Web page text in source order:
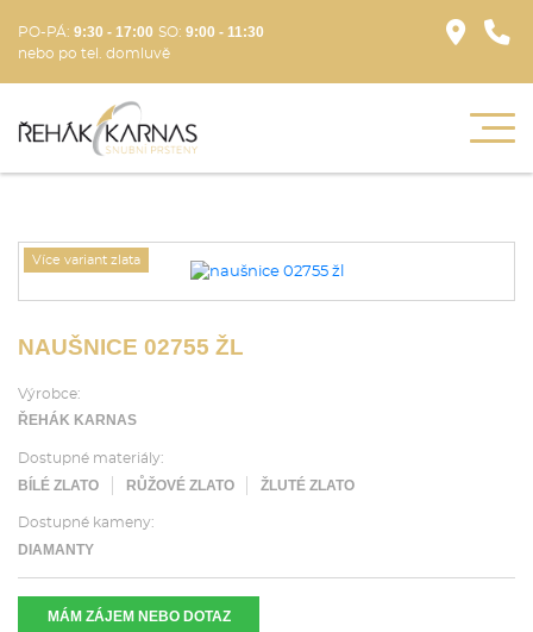
PO-PÁ: 9:30 - 17:00 SO: 9:00 - 11:30
nebo po tel. domluvě
Více variant zlata
NAUŠNICE 02755 ŽL
Výrobce:
ŘEHÁK KARNAS
Dostupné materiály:
BÍLÉ ZLATO RŮŽOVÉ ZLATO ŽLUTÉ ZLATO
Dostupné kameny:
DIAMANTY
MÁM ZÁJEM NEBO DOTAZ